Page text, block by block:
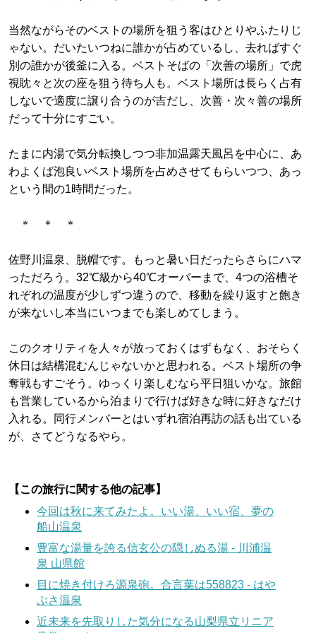
当然ながらそのベストの場所を狙う客はひとりやふたりじ
ゃない。だいたいつねに誰かが占めているし、去ればすぐ
別の誰かが後釜に入る。ベストそばの「次善の場所」で虎
視眈々と次の座を狙う待ち人も。ベスト場所は長らく占有
しないで適度に譲り合うのが吉だし、次善・次々善の場所
だって十分にすごい。
たまに内湯で気分転換しつつ非加温露天風呂を中心に、あ
わよくば泡良いベスト場所を占めさせてもらいつつ、あっ
という間の1時間だった。
＊ ＊ ＊
佐野川温泉、脱帽です。もっと暑い日だったらさらにハマ
っただろう。32℃級から40℃オーバーまで、4つの浴槽そ
れぞれの温度が少しずつ違うので、移動を繰り返すと飽き
が来ないし本当にいつまでも楽しめてしまう。
このクオリティを人々が放っておくはずもなく、おそらく
休日は結構混むんじゃないかと思われる。ベスト場所の争
奪戦もすごそう。ゆっくり楽しむなら平日狙いかな。旅館
も営業しているから泊まりで行けば好きな時に好きなだけ
入れる。同行メンバーとはいずれ宿泊再訪の話も出ている
が、さてどうなるやら。
【この旅行に関する他の記事】
今回は秋に来てみたよ。いい湯、いい宿、夢の
船山温泉
豊富な湯量を誇る信玄公の隠しぬる湯 - 川浦温
泉 山県館
目に焼き付けろ源泉砲。合言葉は558823 - はや
ぶさ温泉
近未来を先取りした気分になる山梨県立リニア